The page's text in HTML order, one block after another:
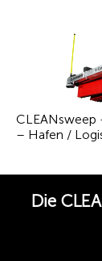
CLEANsweep
– Hafen /
Die